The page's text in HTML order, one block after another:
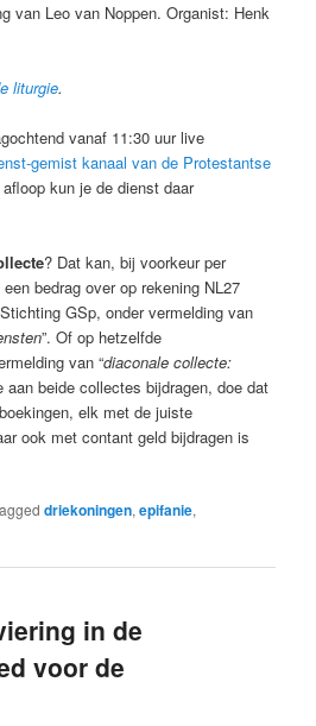
van Leo van Noppen. Organist: Henk
liturgie.
vanaf 11:30 uur live
gemist kanaal van de Protestantse
kun je de dienst daar
? Dat kan, bij voorkeur per
bedrag over op rekening NL27
GSp, onder vermelding van
”. Of op hetzelfde
van “diaconale collecte:
aan beide collectes bijdragen, doe dat
elk met de juiste
ook met contant geld bijdragen is
driekoningen,epifanie,
in de
voor de